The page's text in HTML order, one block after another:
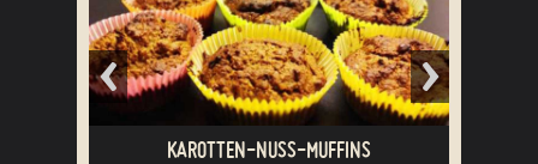
KAROTTEN-NUSS-MUFFINS